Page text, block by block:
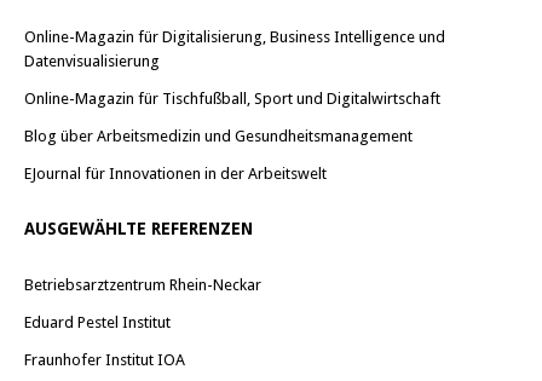
Online-Magazin für Digitalisierung, Business Intelligence und
Datenvisualisierung
Online-Magazin für Tischfußball, Sport und Digitalwirtschaft
Blog über Arbeitsmedizin und Gesundheitsmanagement
EJournal für Innovationen in der Arbeitswelt
AUSGEWÄHLTE REFERENZEN
Betriebsarztzentrum Rhein-Neckar
Eduard Pestel Institut
Fraunhofer Institut IOA